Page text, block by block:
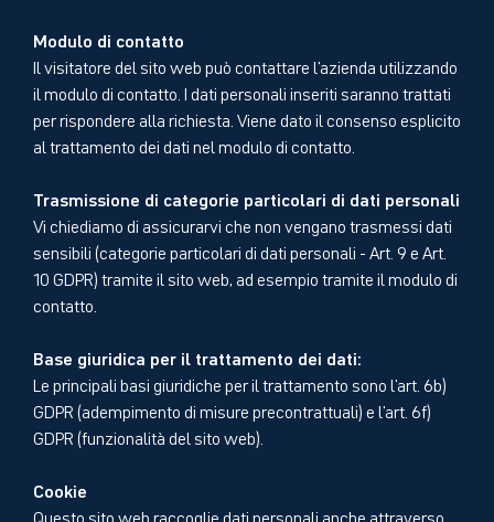
Modulo di contatto
Il visitatore del sito web può contattare l'azienda utilizzando
il modulo di contatto. I dati personali inseriti saranno trattati
per rispondere alla richiesta. Viene dato il consenso esplicito
al trattamento dei dati nel modulo di contatto.
Trasmissione di categorie particolari di dati personali
Vi chiediamo di assicurarvi che non vengano trasmessi dati
sensibili (categorie particolari di dati personali - Art. 9 e Art.
10 GDPR) tramite il sito web, ad esempio tramite il modulo di
contatto.
Base giuridica per il trattamento dei dati:
Le principali basi giuridiche per il trattamento sono l'art. 6b)
GDPR (adempimento di misure precontrattuali) e l'art. 6f)
GDPR (funzionalità del sito web).
Cookie
Questo sito web raccoglie dati personali anche attraverso